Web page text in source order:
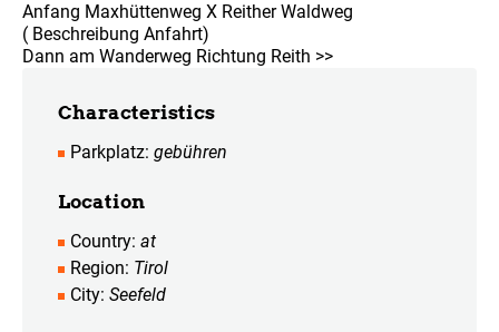
Characteristics
Parkplatz gebühren
Location
Country at
Region Tirol
City Seefeld
Anfang Maxhüttenweg X Reither Waldweg
( Beschreibung Anfahrt)
Dann am Wanderweg Richtung Reith >>